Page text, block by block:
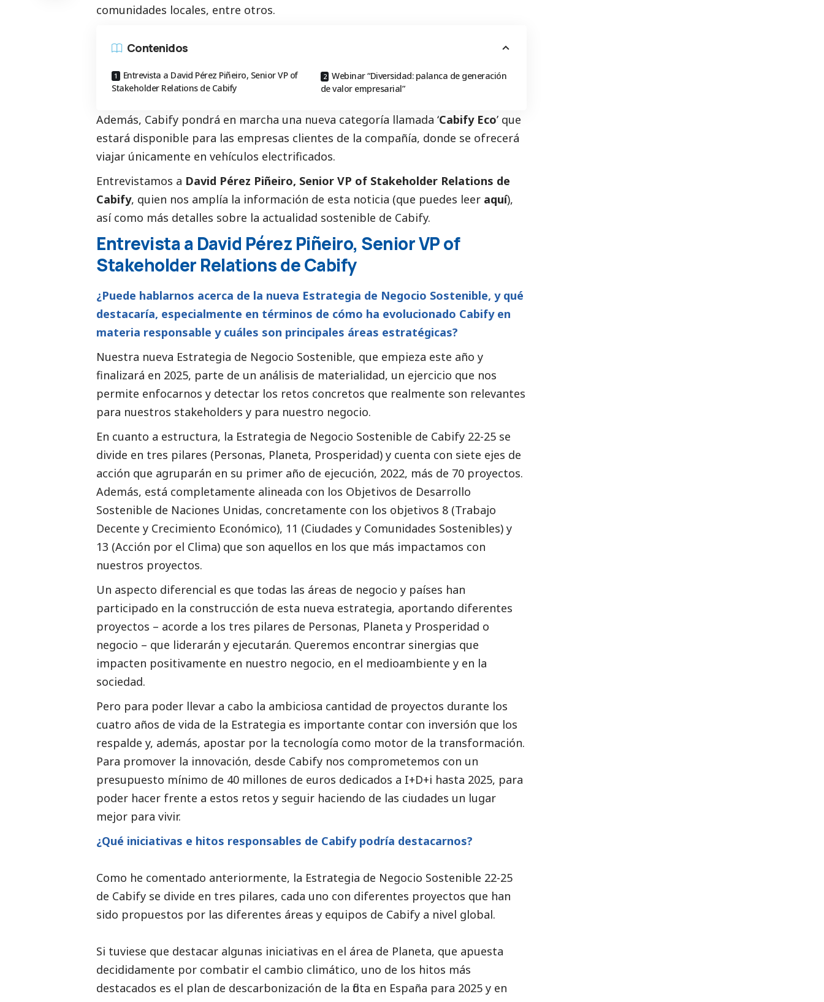
comunidades locales, entre otros.
Contenidos
Entrevista a David Pérez Piñeiro, Senior VP of
Stakeholder Relations de Cabify
Webinar “Diversidad: palanca de generación
de valor empresarial”
Además, Cabify pondrá en marcha una nueva categoría llamada ‘Cabify Eco’ que
estará disponible para las empresas clientes de la compañía, donde se ofrecerá
viajar únicamente en vehículos electrificados.
Entrevistamos a David Pérez Piñeiro, Senior VP of Stakeholder Relations de
Cabify, quien nos amplía la información de esta noticia (que puedes leer aquí),
así como más detalles sobre la actualidad sostenible de Cabify.
Entrevista a David Pérez Piñeiro, Senior VP of
Stakeholder Relations de Cabify
¿Puede hablarnos acerca de la nueva Estrategia de Negocio Sostenible, y qué
destacaría, especialmente en términos de cómo ha evolucionado Cabify en
materia responsable y cuáles son principales áreas estratégicas?
Nuestra nueva Estrategia de Negocio Sostenible, que empieza este año y
finalizará en 2025, parte de un análisis de materialidad, un ejercicio que nos
permite enfocarnos y detectar los retos concretos que realmente son relevantes
para nuestros stakeholders y para nuestro negocio.
En cuanto a estructura, la Estrategia de Negocio Sostenible de Cabify 22-25 se
divide en tres pilares (Personas, Planeta, Prosperidad) y cuenta con siete ejes de
acción que agruparán en su primer año de ejecución, 2022, más de 70 proyectos.
Además, está completamente alineada con los Objetivos de Desarrollo
Sostenible de Naciones Unidas, concretamente con los objetivos 8 (Trabajo
Decente y Crecimiento Económico), 11 (Ciudades y Comunidades Sostenibles) y
13 (Acción por el Clima) que son aquellos en los que más impactamos con
nuestros proyectos.
Un aspecto diferencial es que todas las áreas de negocio y países han
participado en la construcción de esta nueva estrategia, aportando diferentes
proyectos – acorde a los tres pilares de Personas, Planeta y Prosperidad o
negocio – que liderarán y ejecutarán. Queremos encontrar sinergias que
impacten positivamente en nuestro negocio, en el medioambiente y en la
sociedad.
Pero para poder llevar a cabo la ambiciosa cantidad de proyectos durante los
cuatro años de vida de la Estrategia es importante contar con inversión que los
respalde y, además, apostar por la tecnología como motor de la transformación.
Para promover la innovación, desde Cabify nos comprometemos con un
presupuesto mínimo de 40 millones de euros dedicados a I+D+i hasta 2025, para
poder hacer frente a estos retos y seguir haciendo de las ciudades un lugar
mejor para vivir.
¿Qué iniciativas e hitos responsables de Cabify podría destacarnos?
Como he comentado anteriormente, la Estrategia de Negocio Sostenible 22-25
de Cabify se divide en tres pilares, cada uno con diferentes proyectos que han
sido propuestos por las diferentes áreas y equipos de Cabify a nivel global.
Si tuviese que destacar algunas iniciativas en el área de Planeta, que apuesta
decididamente por combatir el cambio climático, uno de los hitos más
destacados es el plan de descarbonización de la flota en España para 2025 y en